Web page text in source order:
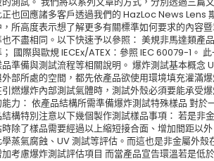
也回應諸多客戶透過我們的 HazLoc News Lens
，所高度表示想了解更多有關標準如何要求的內容
不盡相同。以下快速予以參照： 美規非馬達類產
國際與歐規 IECEx/ATEX：參照 IEC 60079-1。
準備與測試流程等相關說明。 爆炸測試基本概
部所處的空間，都先依產品欲使用環境填充灌滿
燃爆炸內部測試氣體時，測試外殼必須要能承受
能力： 依產品結構所需準備爆炸測試特殊樣品 對
結構特別注意以下幾個製作測試樣品事項： 若是非
除了樣品需要經過以上縮短接合面、增加間距以
蒸氣腐蝕、UV 測試等評估。而這也是非金屬外
考慮爆炸測試評估項目 而當產品宣告環溫若是低